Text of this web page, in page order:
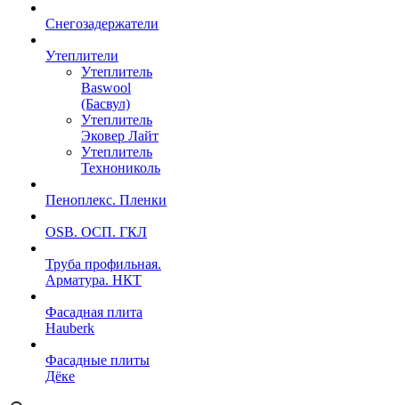
Снегозадержатели
Утеплители
Утеплитель
Baswool
(Басвул)
Утеплитель
Эковер Лайт
Утеплитель
Технониколь
Пеноплекс. Пленки
OSB. ОСП. ГКЛ
Труба профильная.
Арматура. НКТ
Фасадная плита
Hauberk
Фасадные плиты
Дёке